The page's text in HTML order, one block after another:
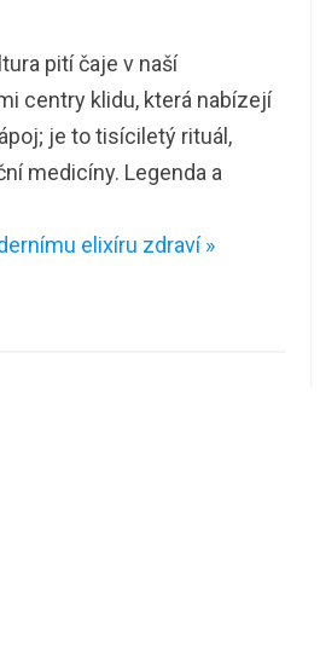
pití čaje v naší
centry klidu, která nabízejí
je to tisíciletý rituál,
medicíny. Legenda a
elixíru zdraví »